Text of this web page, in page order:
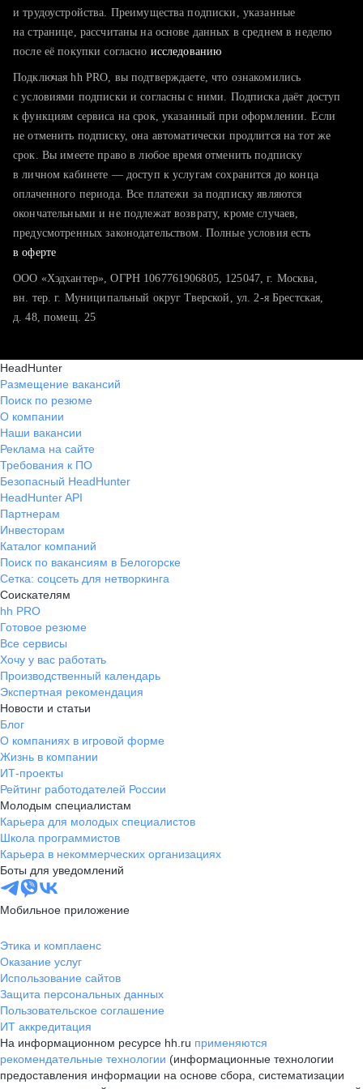
тратите много времени на поиск и вручную поднимаете
хотите сравнить себя с конкурентами и оценить шансы
и трудоустройства. Преимущества подписки, указанные
на странице, рассчитаны на основе данных в среднем в неделю
после её покупки согласно исследованию
Подключая hh PRO, вы подтверждаете, что ознакомились
с условиями подписки и согласны с ними. Подписка даёт доступ
к функциям сервиса на срок, указанный при оформлении. Если
не отменить подписку, она автоматически продлится на тот же
срок. Вы имеете право в любое время отменить подписку
в личном кабинете — доступ к услугам сохранится до конца
оплаченного периода. Все платежи за подписку являются
окончательными и не подлежат возврату, кроме случаев,
предусмотренных законодательством. Полные условия есть
в оферте
ООО «Хэдхантер», ОГРН 1067761906805, 125047, г. Москва,
вн. тер. г. Муниципальный округ Тверской, ул. 2-я Брестская,
д. 48, помещ. 25
HeadHunter
Размещение вакансий
Поиск по резюме
О компании
Наши вакансии
Реклама на сайте
Требования к ПО
Безопасный HeadHunter
HeadHunter API
Партнерам
Инвесторам
Каталог компаний
Поиск по вакансиям в Белогорске
Сетка: соцсеть для нетворкинга
Соискателям
hh PRO
Готовое резюме
Все сервисы
Хочу у вас работать
Производственный календарь
Экспертная рекомендация
Новости и статьи
Блог
О компаниях в игровой форме
Жизнь в компании
ИТ-проекты
Рейтинг работодателей России
Молодым специалистам
Карьера для молодых специалистов
Школа программистов
Карьера в некоммерческих организациях
Боты для уведомлений
Мобильное приложение
Этика и комплаенс
Оказание услуг
Использование сайтов
Защита персональных данных
Пользовательское соглашение
ИТ аккредитация
На информационном ресурсе hh.ru применяются
рекомендательные технологии (информационные технологии
предоставления информации на основе сбора, систематизации